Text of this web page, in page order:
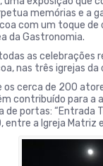
memórias e a
com um toque
da Gastronomia.
as celebrações
nas três igrejas da
os cerca de 200
contribuído para a
portas: “Entrada
entre a Igreja